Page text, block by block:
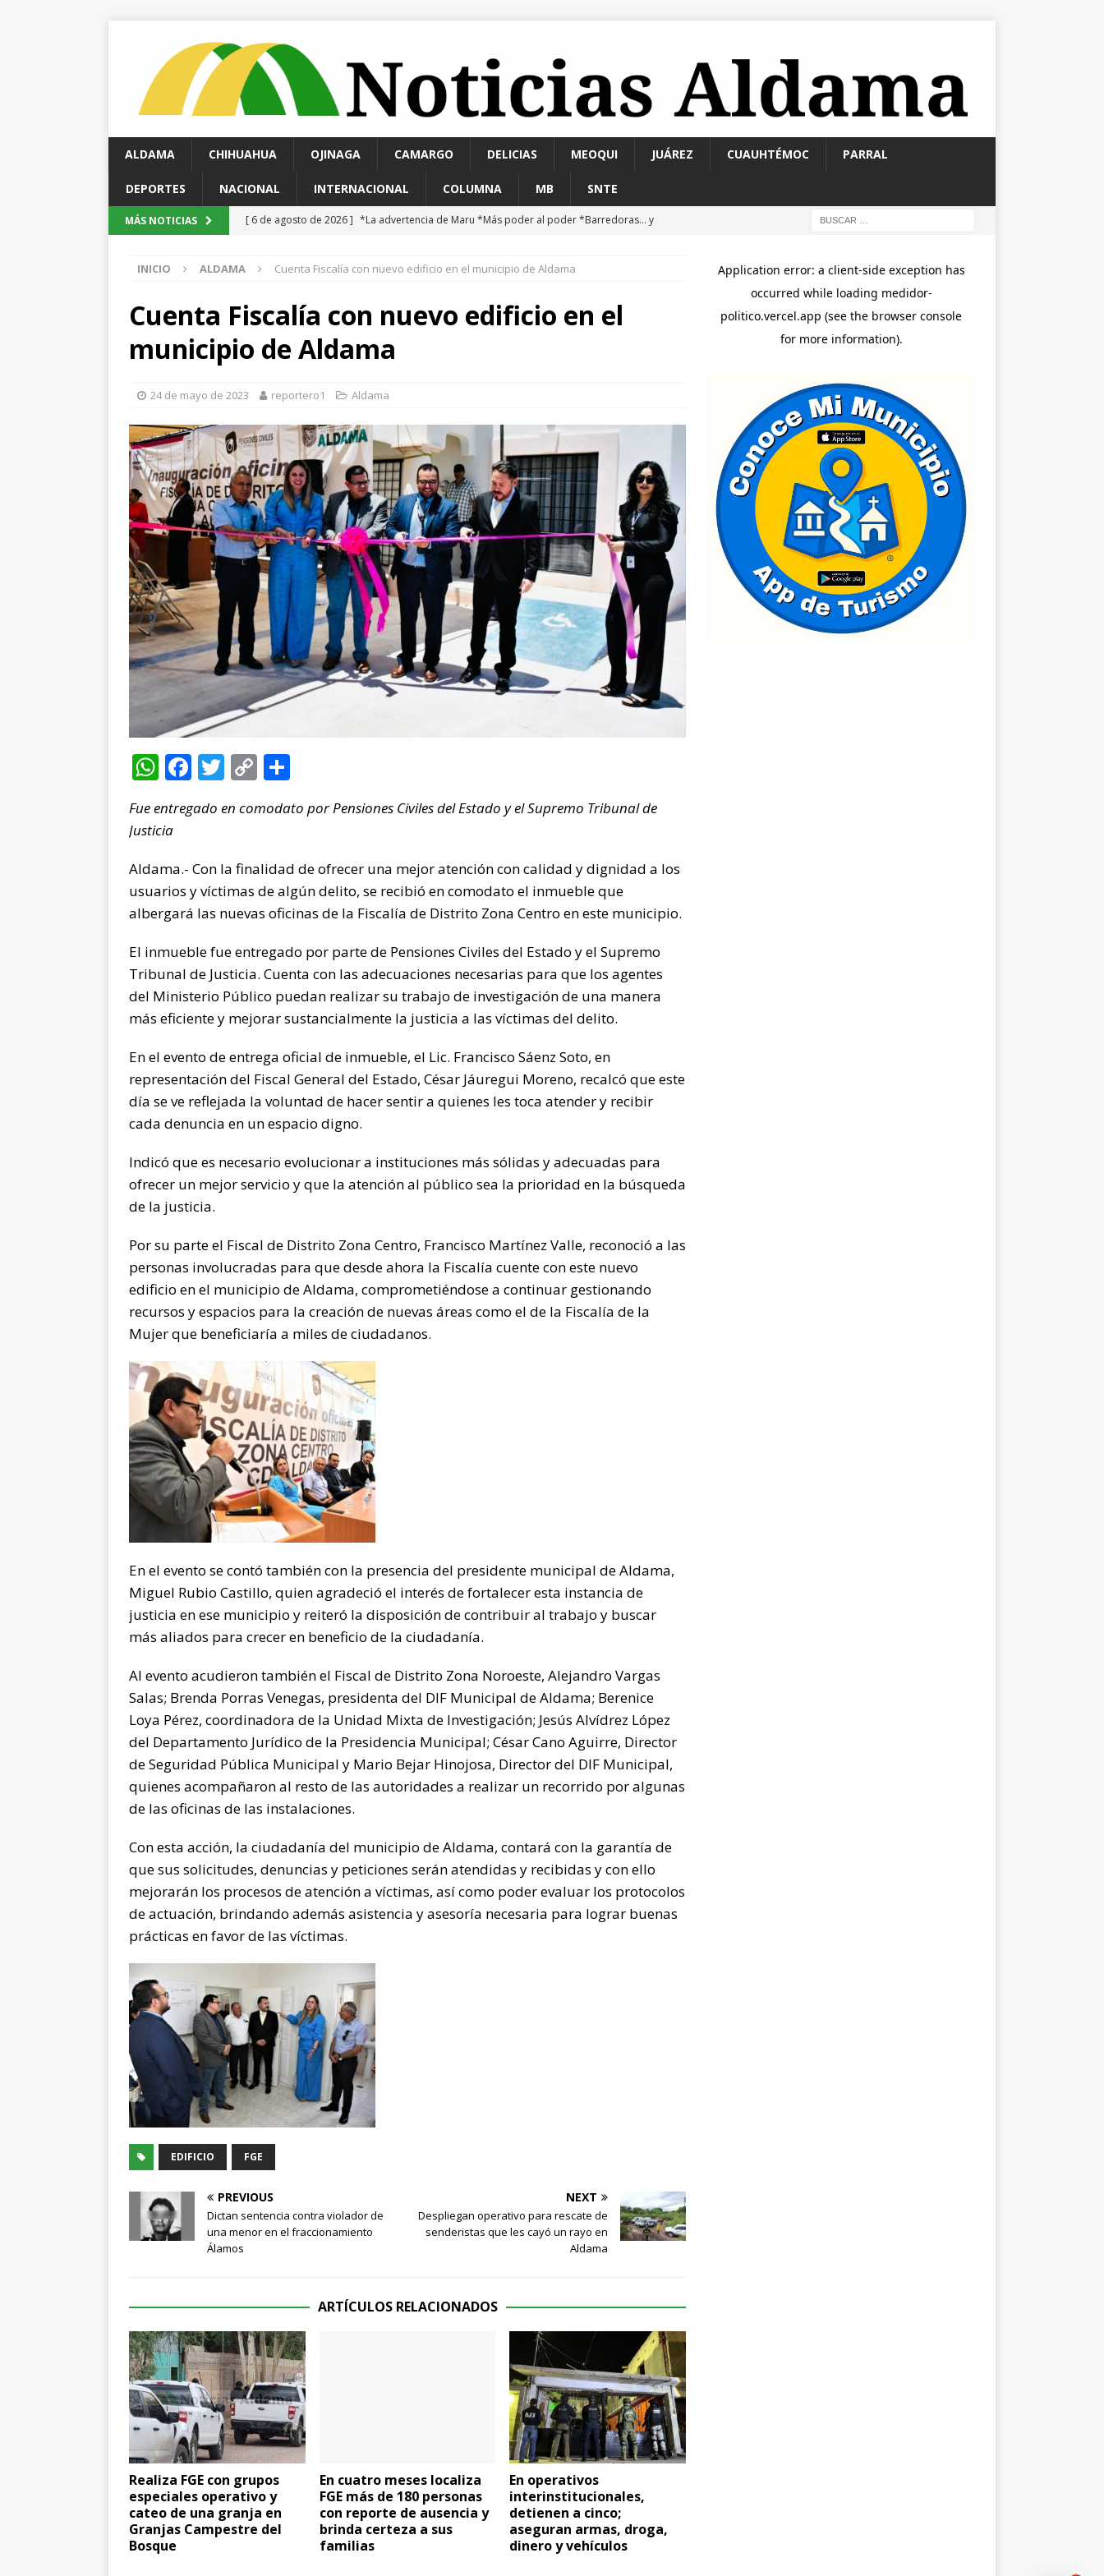
ALDAMA CHIHUAHUA OJINAGA CAMARGO DELICIAS MEOQUI JUÁREZ CUAUHTÉMOC PARRAL
DEPORTES NACIONAL INTERNACIONAL COLUMNA MB SNTE
MÁS NOTICIAS [ 6 de agosto de 2026 ] *La advertencia de Maru *Más poder al poder *Barredoras… y
[ 6 de agosto de 2026 ] Dan taller de autocuidado a adultos mayores de El Papalote
ESTATAL
carretera Aldama
ALDAMA
[ 5 de agosto de 2026 ] Continúan jornadas de Jóvenes Unen al Barrio
[ 5 de agosto de 2026 ] Inauguran quinta edición de Conectando Generaciones
ESTATAL
[ 6 de agosto de 2026 ] Encuentran cuerpo encobijado, maniatado y con huellas de
violencia en Granjas Sacramento
ESTATAL
INICIO ALDAMA Cuenta Fiscalía con nuevo edificio en el municipio de Aldama
Cuenta Fiscalía con nuevo edificio en el
municipio de Aldama
24 de mayo de 2023 reportero1 Aldama
W
at
s
A
p
p
F
c
b
o
o
k
T
it
r
C
p
Li
n
k
m
ar
ti
r
Fue entregado en comodato por Pensiones Civiles del Estado y el Supremo Tribunal de
Justicia
Aldama.- Con la finalidad de ofrecer una mejor atención con calidad y dignidad a los
usuarios y víctimas de algún delito, se recibió en comodato el inmueble que
albergará las nuevas oficinas de la Fiscalía de Distrito Zona Centro en este municipio.
El inmueble fue entregado por parte de Pensiones Civiles del Estado y el Supremo
Tribunal de Justicia. Cuenta con las adecuaciones necesarias para que los agentes
del Ministerio Público puedan realizar su trabajo de investigación de una manera
más eficiente y mejorar sustancialmente la justicia a las víctimas del delito.
En el evento de entrega oficial de inmueble, el Lic. Francisco Sáenz Soto, en
representación del Fiscal General del Estado, César Jáuregui Moreno, recalcó que este
día se ve reflejada la voluntad de hacer sentir a quienes les toca atender y recibir
cada denuncia en un espacio digno.
Indicó que es necesario evolucionar a instituciones más sólidas y adecuadas para
ofrecer un mejor servicio y que la atención al público sea la prioridad en la búsqueda
de la justicia.
Por su parte el Fiscal de Distrito Zona Centro, Francisco Martínez Valle, reconoció a las
personas involucradas para que desde ahora la Fiscalía cuente con este nuevo
edificio en el municipio de Aldama, comprometiéndose a continuar gestionando
recursos y espacios para la creación de nuevas áreas como el de la Fiscalía de la
Mujer que beneficiaría a miles de ciudadanos.
En el evento se contó también con la presencia del presidente municipal de Aldama,
Miguel Rubio Castillo, quien agradeció el interés de fortalecer esta instancia de
justicia en ese municipio y reiteró la disposición de contribuir al trabajo y buscar
más aliados para crecer en beneficio de la ciudadanía.
Al evento acudieron también el Fiscal de Distrito Zona Noroeste, Alejandro Vargas
Salas; Brenda Porras Venegas, presidenta del DIF Municipal de Aldama; Berenice
Loya Pérez, coordinadora de la Unidad Mixta de Investigación; Jesús Alvídrez López
del Departamento Jurídico de la Presidencia Municipal; César Cano Aguirre, Director
de Seguridad Pública Municipal y Mario Bejar Hinojosa, Director del DIF Municipal,
quienes acompañaron al resto de las autoridades a realizar un recorrido por algunas
de las oficinas de las instalaciones.
Con esta acción, la ciudadanía del municipio de Aldama, contará con la garantía de
que sus solicitudes, denuncias y peticiones serán atendidas y recibidas y con ello
mejorarán los procesos de atención a víctimas, así como poder evaluar los protocolos
de actuación, brindando además asistencia y asesoría necesaria para lograr buenas
prácticas en favor de las víctimas.
EDIFICIO FGE
PREVIOUS
Dictan sentencia contra violador de
una menor en el fraccionamiento
Álamos
NEXT
Despliegan operativo para rescate de
senderistas que les cayó un rayo en
Aldama
ARTÍCULOS RELACIONADOS
Realiza FGE con grupos
especiales operativo y
cateo de una granja en
Granjas Campestre del
Bosque
En cuatro meses localiza
FGE más de 180 personas
con reporte de ausencia y
brinda certeza a sus
familias
En operativos
interinstitucionales,
detienen a cinco;
aseguran armas, droga,
dinero y vehículos